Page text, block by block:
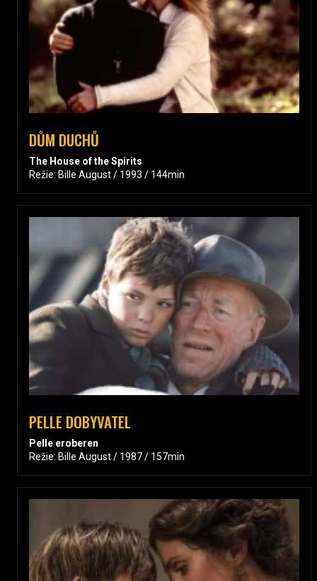
DŮM DUCHŮ
The House of the Spirits
Režie: Bille August / 1993 / 144min
PELLE DOBYVATEL
Pelle eroberen
Režie: Bille August / 1987 / 157min